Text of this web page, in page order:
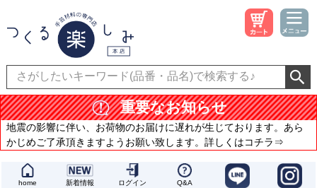
重要なお知らせ
地震の影響に伴い、お荷物のお届けに遅れが生じております。あら
かじめご了承頂きますようお願い致します。詳しくはコチラ⇒
home 新着情報 ログイン Q&A